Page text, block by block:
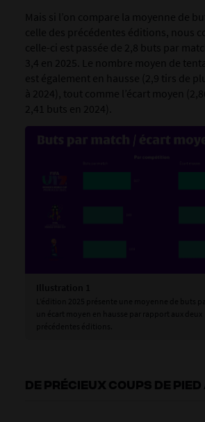
Mais si l’on compare la moyenne de
celle des précédentes éditions, nous
celle-ci est passée de 2,8 buts par
3,4 en 2025. Le nombre moyen de
est également en hausse (2,9 tirs de
à 2024), tout comme l’écart moyen
2,41 buts en 2024).
DE PRÉCIEUX COUPS DE PIED